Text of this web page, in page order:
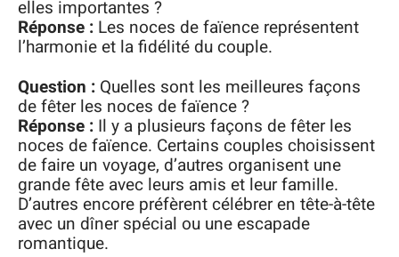
elles importantes ?
Réponse : Les noces de faïence représentent
l’harmonie et la fidélité du couple.
Question : Quelles sont les meilleures façons
de fêter les noces de faïence ?
Réponse : Il y a plusieurs façons de fêter les
noces de faïence. Certains couples choisissent
de faire un voyage, d’autres organisent une
grande fête avec leurs amis et leur famille.
D’autres encore préfèrent célébrer en tête-à-tête
avec un dîner spécial ou une escapade
romantique.